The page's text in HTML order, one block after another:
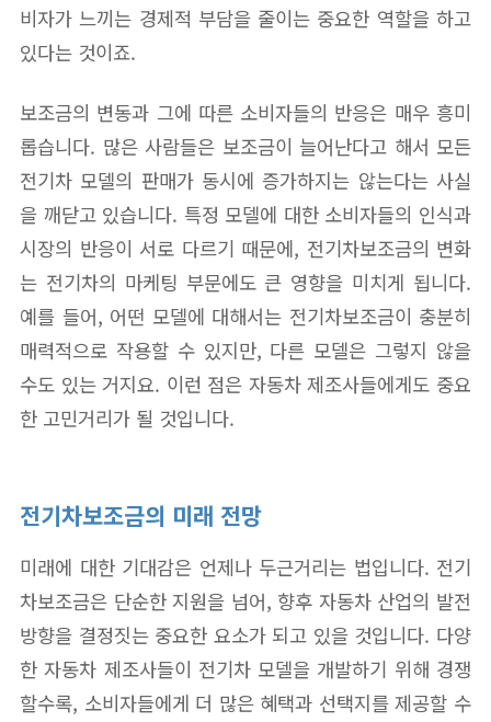
비자가 느끼는 경제적 부담을 줄이는 중요한 역할을 하고
있다는 것이죠.
보조금의 변동과 그에 따른 소비자들의 반응은 매우 흥미
롭습니다. 많은 사람들은 보조금이 늘어난다고 해서 모든
전기차 모델의 판매가 동시에 증가하지는 않는다는 사실
을 깨닫고 있습니다. 특정 모델에 대한 소비자들의 인식과
시장의 반응이 서로 다르기 때문에, 전기차보조금의 변화
는 전기차의 마케팅 부문에도 큰 영향을 미치게 됩니다.
예를 들어, 어떤 모델에 대해서는 전기차보조금이 충분히
매력적으로 작용할 수 있지만, 다른 모델은 그렇지 않을
수도 있는 거지요. 이런 점은 자동차 제조사들에게도 중요
한 고민거리가 될 것입니다.
전기차보조금의 미래 전망
미래에 대한 기대감은 언제나 두근거리는 법입니다. 전기
차보조금은 단순한 지원을 넘어, 향후 자동차 산업의 발전
방향을 결정짓는 중요한 요소가 되고 있을 것입니다. 다양
한 자동차 제조사들이 전기차 모델을 개발하기 위해 경쟁
할수록, 소비자들에게 더 많은 혜택과 선택지를 제공할 수